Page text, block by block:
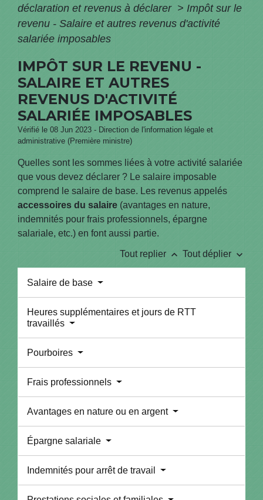
déclaration et revenus à déclarer > Impôt sur le
revenu - Salaire et autres revenus d'activité
salariée imposables
IMPÔT SUR LE REVENU -
SALAIRE ET AUTRES
REVENUS D'ACTIVITÉ
SALARIÉE IMPOSABLES
Vérifié le 08 Jun 2023 - Direction de l'information légale et
administrative (Première ministre)
Quelles sont les sommes liées à votre activité salariée
que vous devez déclarer ? Le salaire imposable
comprend le salaire de base. Les revenus appelés
accessoires du salaire (avantages en nature,
indemnités pour frais professionnels, épargne
salariale, etc.) en font aussi partie.
Tout replier keyboard_arrow_up Tout déplier keyboard_arrow_down
Salaire de base
Heures supplémentaires et jours de RTT
travaillés
Pourboires
Frais professionnels
Avantages en nature ou en argent
Épargne salariale
Indemnités pour arrêt de travail